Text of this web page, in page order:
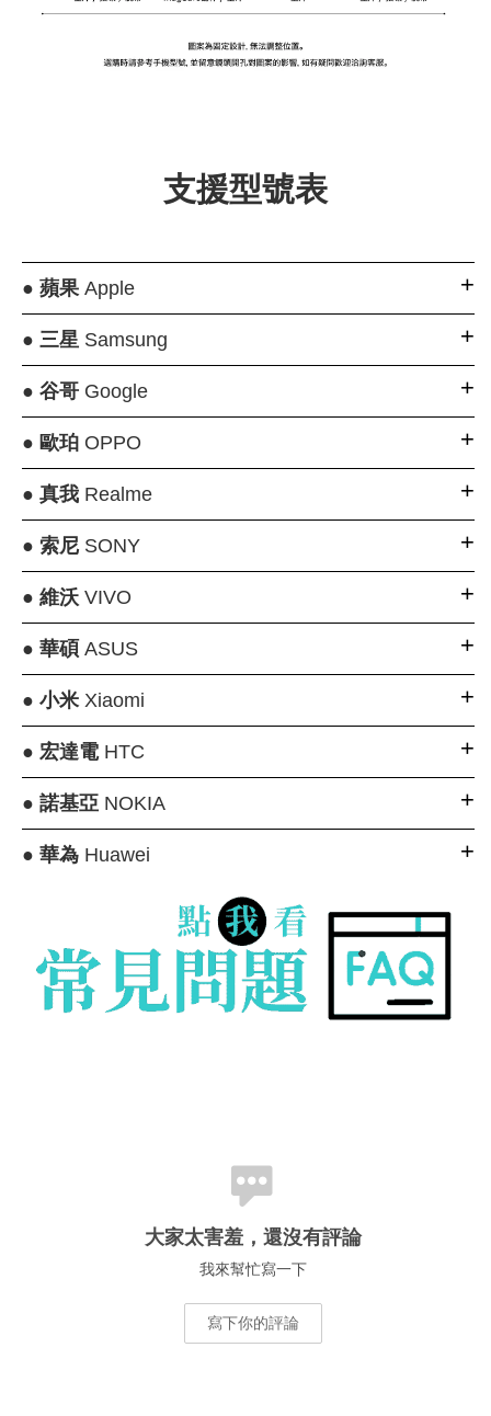
支援型號表
● 蘋果Apple
● 三星Samsung
● 谷哥Google
● 歐珀OPPO
● 真我Realme
● 索尼SONY
● 維沃VIVO
● 華碩 ASUS
● 小米Xiaomi
● 宏達電HTC
● 諾基亞NOKIA
● 華為Huawei
大家太害羞，還沒有評論
我來幫忙寫一下
寫下你的評論